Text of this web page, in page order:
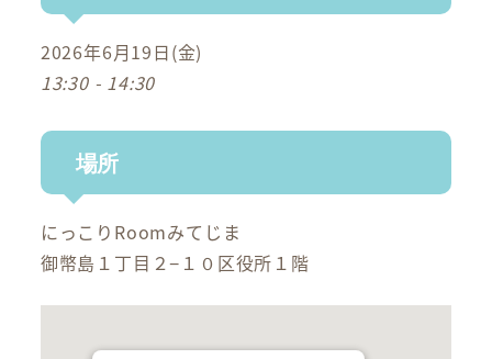
2026年6月19日(金)
13:30 - 14:30
場所
にっこりRoomみてじま
御幣島１丁目２−１０区役所１階